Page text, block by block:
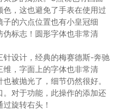
，这也避免了手表在使用过
的六点位置也有小皇冠细
标志！圆形字体也非常清
设计，经典的梅赛德斯-奔驰
，字面上的字体也非常清
被抛光了，细节仍然很好。
对于功能，此操作的添加还
旋转右头！